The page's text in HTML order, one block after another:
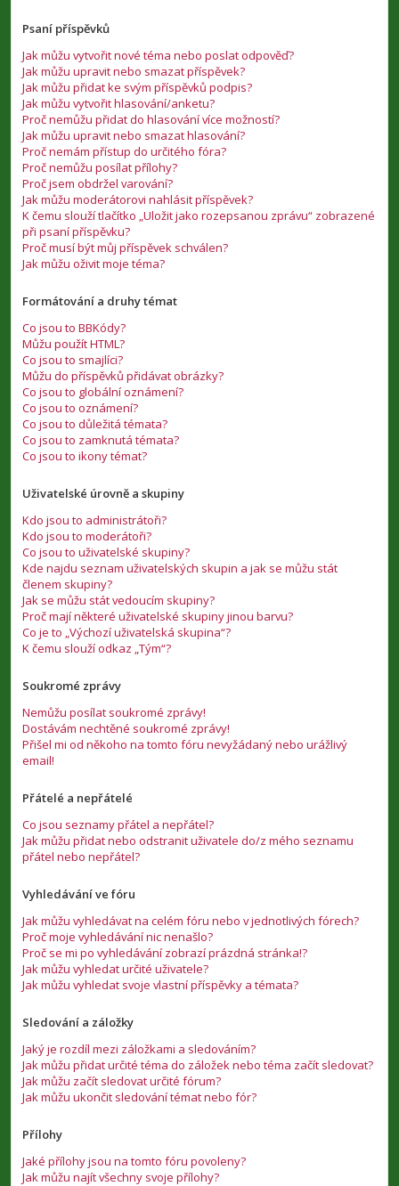
Psaní příspěvků
Jak můžu vytvořit nové téma nebo poslat odpověď?
Jak můžu upravit nebo smazat příspěvek?
Jak můžu přidat ke svým příspěvků podpis?
Jak můžu vytvořit hlasování/anketu?
Proč nemůžu přidat do hlasování více možností?
Jak můžu upravit nebo smazat hlasování?
Proč nemám přístup do určitého fóra?
Proč nemůžu posílat přílohy?
Proč jsem obdržel varování?
Jak můžu moderátorovi nahlásit příspěvek?
K čemu slouží tlačítko „Uložit jako rozepsanou zprávu“ zobrazené
při psaní příspěvku?
Proč musí být můj příspěvek schválen?
Jak můžu oživit moje téma?
Formátování a druhy témat
Co jsou to BBKódy?
Můžu použít HTML?
Co jsou to smajlíci?
Můžu do příspěvků přidávat obrázky?
Co jsou to globální oznámení?
Co jsou to oznámení?
Co jsou to důležitá témata?
Co jsou to zamknutá témata?
Co jsou to ikony témat?
Uživatelské úrovně a skupiny
Kdo jsou to administrátoři?
Kdo jsou to moderátoři?
Co jsou to uživatelské skupiny?
Kde najdu seznam uživatelských skupin a jak se můžu stát
členem skupiny?
Jak se můžu stát vedoucím skupiny?
Proč mají některé uživatelské skupiny jinou barvu?
Co je to „Výchozí uživatelská skupina“?
K čemu slouží odkaz „Tým“?
Soukromé zprávy
Nemůžu posílat soukromé zprávy!
Dostávám nechtěné soukromé zprávy!
Přišel mi od někoho na tomto fóru nevyžádaný nebo urážlivý
email!
Přátelé a nepřátelé
Co jsou seznamy přátel a nepřátel?
Jak můžu přidat nebo odstranit uživatele do/z mého seznamu
přátel nebo nepřátel?
Vyhledávání ve fóru
Jak můžu vyhledávat na celém fóru nebo v jednotlivých fórech?
Proč moje vyhledávání nic nenašlo?
Proč se mi po vyhledávání zobrazí prázdná stránka!?
Jak můžu vyhledat určité uživatele?
Jak můžu vyhledat svoje vlastní příspěvky a témata?
Sledování a záložky
Jaký je rozdíl mezi záložkami a sledováním?
Jak můžu přidat určité téma do záložek nebo téma začít sledovat?
Jak můžu začít sledovat určité fórum?
Jak můžu ukončit sledování témat nebo fór?
Přílohy
Jaké přílohy jsou na tomto fóru povoleny?
Jak můžu najít všechny svoje přílohy?